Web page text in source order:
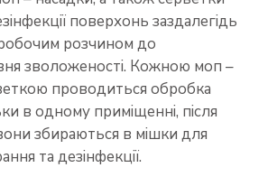
поверхонь заздалегідь
розчином до
зволоженості. Кожною моп –
проводиться обробка
в одному приміщенні, після
збираються в мішки для
та дезінфекції.